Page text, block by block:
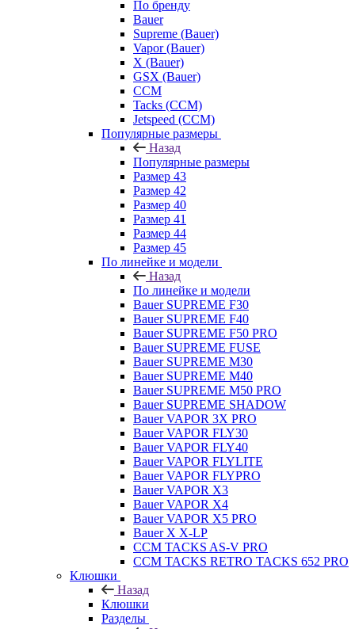
По бренду
Bauer
Supreme (Bauer)
Vapor (Bauer)
X (Bauer)
GSX (Bauer)
CCM
Tacks (CCM)
Jetspeed (CCM)
Популярные размеры
Назад
Популярные размеры
Размер 43
Размер 42
Размер 40
Размер 41
Размер 44
Размер 45
По линейке и модели
Назад
По линейке и модели
Bauer SUPREME F30
Bauer SUPREME F40
Bauer SUPREME F50 PRO
Bauer SUPREME FUSE
Bauer SUPREME M30
Bauer SUPREME M40
Bauer SUPREME M50 PRO
Bauer SUPREME SHADOW
Bauer VAPOR 3X PRO
Bauer VAPOR FLY30
Bauer VAPOR FLY40
Bauer VAPOR FLYLITE
Bauer VAPOR FLYPRO
Bauer VAPOR X3
Bauer VAPOR X4
Bauer VAPOR X5 PRO
Bauer X X-LP
CCM TACKS AS-V PRO
CCM TACKS RETRO TACKS 652 PRO
Клюшки
Назад
Клюшки
Разделы